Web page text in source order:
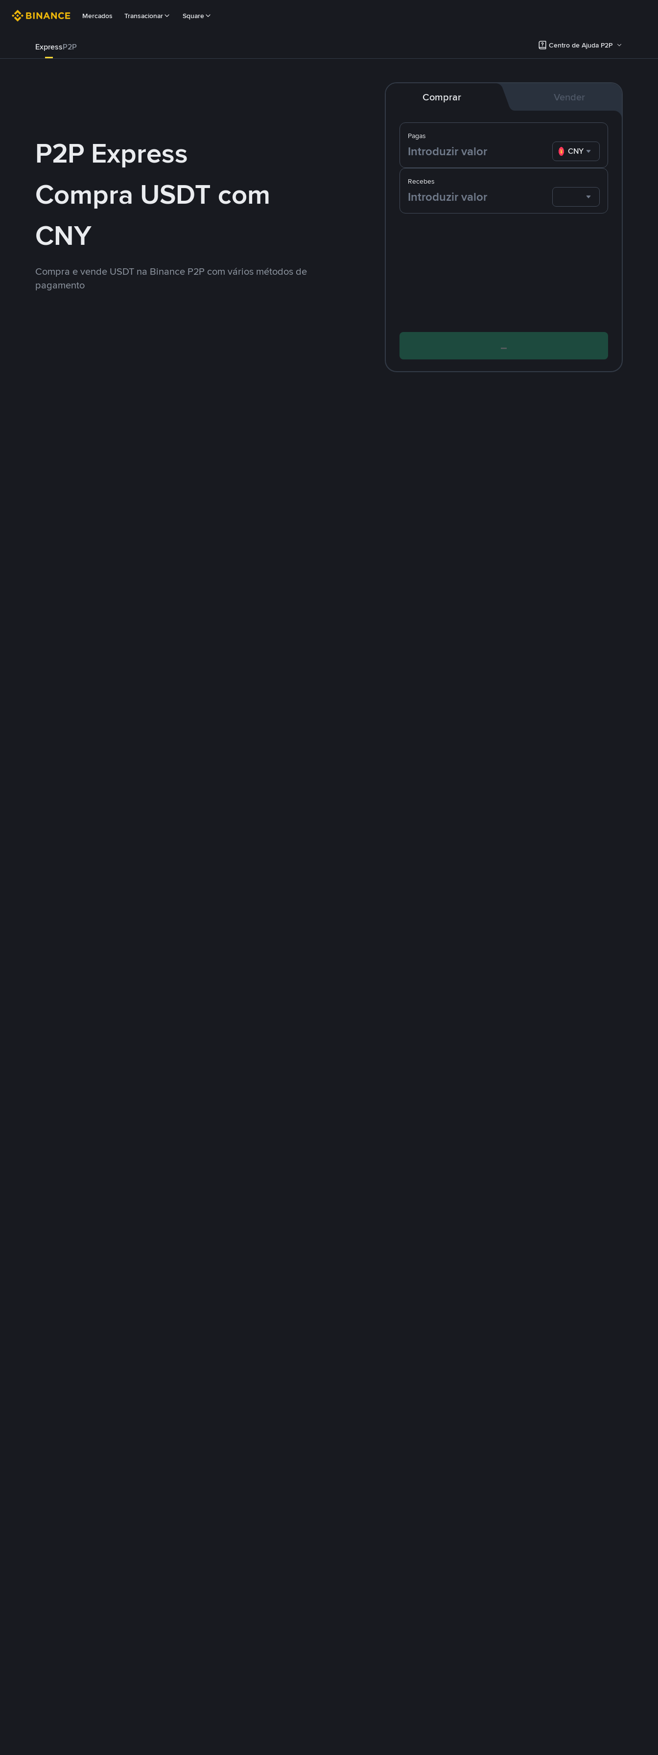
Mercados Transacionar Square
ExpressP2P Centro de Ajuda P2P
P2P Express
Compra USDT com
CNY
Compra e vende USDT na Binance P2P com vários métodos de
pagamento
Comprar Vender
Pagas
CNY
Recebes